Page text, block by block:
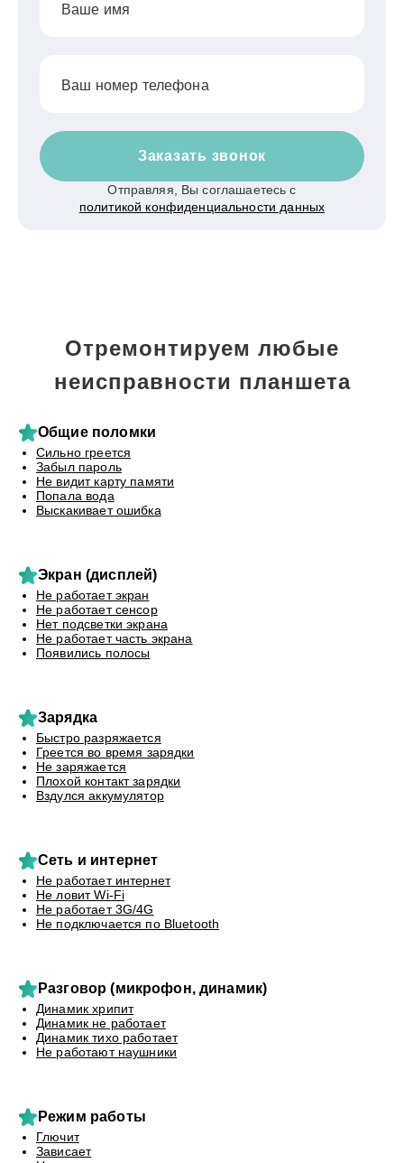
Ваше имя
Ваш номер телефона
Заказать звонок
Отправляя, Вы соглашаетесь с
политикой конфиденциальности данных
Отремонтируем любые
неисправности планшета
Общие поломки
Сильно греется
Забыл пароль
Не видит карту памяти
Попала вода
Выскакивает ошибка
Экран (дисплей)
Не работает экран
Не работает сенсор
Нет подсветки экрана
Не работает часть экрана
Появились полосы
Зарядка
Быстро разряжается
Греется во время зарядки
Не заряжается
Плохой контакт зарядки
Вздулся аккумулятор
Сеть и интернет
Не работает интернет
Не ловит Wi-Fi
Не работает 3G/4G
Не подключается по Bluetooth
Разговор (микрофон, динамик)
Динамик хрипит
Динамик не работает
Динамик тихо работает
Не работают наушники
Режим работы
Глючит
Зависает